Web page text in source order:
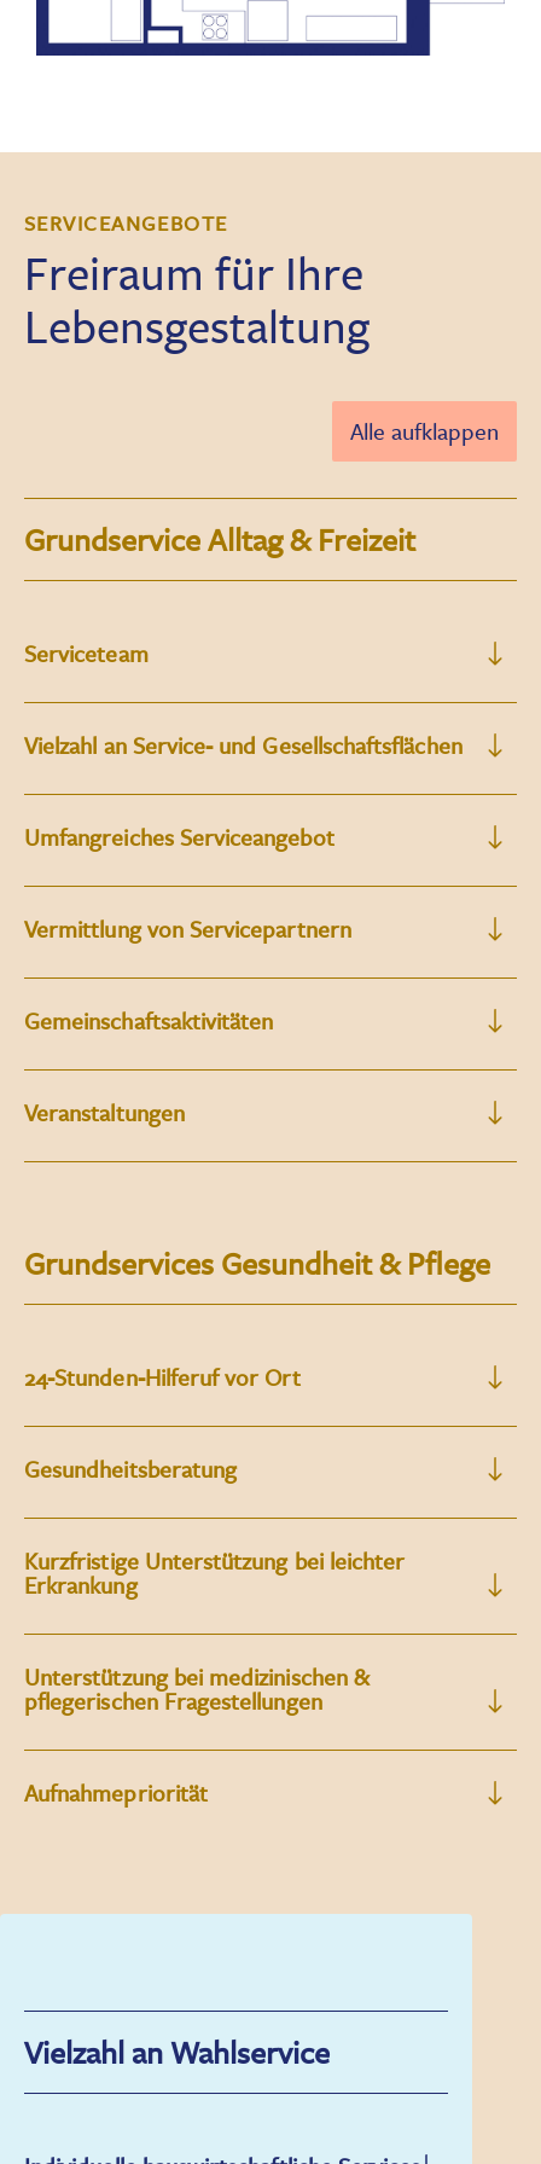
SERVICEANGEBOTE
Freiraum für Ihre
Lebensgestaltung
Alle aufklappen
Grundservice Alltag & Freizeit
Serviceteam
Vielzahl an Service- und Gesellschaftsflächen
Umfangreiches Serviceangebot
Vermittlung von Servicepartnern
Gemeinschaftsaktivitäten
Veranstaltungen
Grundservices Gesundheit & Pﬂege
24-Stunden-Hilferuf vor Ort
Gesundheitsberatung
Kurzfristige Unterstützung bei leichter
Erkrankung
Unterstützung bei medizinischen &
pflegerischen Fragestellungen
Aufnahmepriorität
Vielzahl an Wahlservice